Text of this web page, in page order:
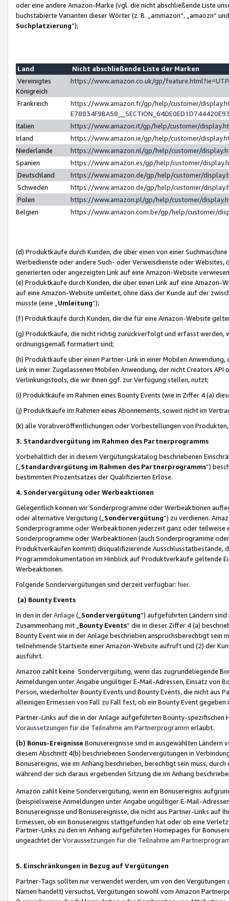
oder eine andere Amazon-Marke (vgl. die nicht abschließende Liste
buchstabierte Varianten dieser Wörter (z. B. „ammazon“, „amaozn“
Suchplatzierung”);
Land
Nicht abschließende Liste der Marken
Vereinigtes
Königreich
https://www.amazon.co.uk/gp/
Frankreich
https://www.amazon.fr/gp/help/customer/
Italien
https://www.amazon.it/gp/help/customer/
Irland
https://www.amazon.ie/gp/help/customer/
Niederlande
https://www.amazon.nl/gp/help/customer/
Spanien
https://www.amazon.es/gp/help/customer/
Deutschland
https://www.amazon.de/gp/help/customer/
Schweden
https://www.amazon.de/gp/help/customer/
Polen
https://www.amazon.pl/gp/help/customer/
Belgien
https://www.amazon.com.be/gp/help/customer/
(d) Produktkäufe durch Kunden, die über einen von einer
Werbedienste oder andere Such- oder Verweisdienste oder Websites,
generierten oder angezeigten Link auf eine Amazon-Website
(e) Produktkäufe durch Kunden, die über einen Link auf eine
auf eine Amazon-Website umleitet, ohne dass der Kunde auf der
müsste (eine „ Umleitung“);
(f) Produktkäufe durch Kunden, die die für eine Amazon-Website
(g) Produktkäufe, die nicht richtig zurückverfolgt und erfasst werden,
ordnungsgemäß formatiert sind;
(h) Produktkäufe über einen Partner-Link in einer Mobilen
Link in einer Zugelassenen Mobilen Anwendung, der nicht Creators
Verlinkungstools, die wir Ihnen ggf. zur Verfügung stellen, nutzt;
(i) Produktkäufe im Rahmen eines Bounty Events (wie in Ziffer 4 (a)
(j) Produktkäufe im Rahmen eines Abonnements, soweit nicht im
(k) alle Vorabveröffentlichungen oder Vorbestellungen von
3. Standardvergütung im Rahmen des Partnerprogramms
Vorbehaltlich der in diesem Vergütungskatalog beschriebenen
(„ Standardvergütung im Rahmen des Partnerprogramms“)
bestimmten Prozentsatzes der Qualifizierten Erlöse.
4. Sondervergütung oder Werbeaktionen
Gelegentlich können wir Sonderprogramme oder Werbeaktionen
oder alternative Vergütung („ Sondervergütung”) zu verdienen.
Sonderprogramme oder Werbeaktionen jederzeit ganz oder
Sonderprogramme oder Werbeaktionen (auch Sonderprogramme
Produktverkäufen kommt) disqualifizierende Ausschlusstatbestände,
Programmdokumentation im Hinblick auf Produktverkäufe geltende
Werbeaktionen.
Folgende Sondervergütungen sind derzeit verfügbar: hier.
(a) Bounty Events
In den in derAnlage („ Sondervergütung“) aufgeführten Ländern
Zusammenhang mit „ Bounty Events“ die in dieser Ziffer 4 (a)
Bounty Event wie in der Anlage beschrieben anspruchsberechtigt sein
teilnehmende Startseite einer Amazon-Website aufruft und (2) der
ausführt.
Amazon zahlt keine Sondervergütung, wenn das zugrundeliegende
Anmeldungen unter Angabe ungültiger E-Mail-Adressen, Einsatz von
Person, wiederholter Bounty Events und Bounty Events, die nicht
alleinigen Ermessen von Fall zu Fall fest, ob ein Bounty Event
Partner-Links auf die in der Anlage aufgeführten Bounty-spezifischen
Voraussetzungen für die Teilnahme am Partnerprogramm erlaubt.
(b) Bonus-Ereignisse Bonusereignisse sind in ausgewählten Ländern
diesem Abschnitt 4(b) beschriebenen Sondervergütungen in
Bonusereignis, wie im Anhang beschrieben, berechtigt sein muss,
während der sich daraus ergebenden Sitzung die im Anhang
Amazon zahlt keine Sondervergütung, wenn ein Bonusereignis
(beispielsweise Anmeldungen unter Angabe ungültiger E-Mail-
Bonusereignisse und Bonusereignisse, die nicht aus Partner-Links auf
Ermessen, ob ein Bonusereignis stattgefunden hat oder ob eine
Partner-Links zu den im Anhang aufgeführten Homepages für
ungeachtet derVoraussetzungen für die Teilnahme am
5. Einschränkungen in Bezug auf Vergütungen
Partner-Tags sollten nur verwendet werden, um von den
Namen handelt) versuchst, Vergütungen sowohl vom Amazon